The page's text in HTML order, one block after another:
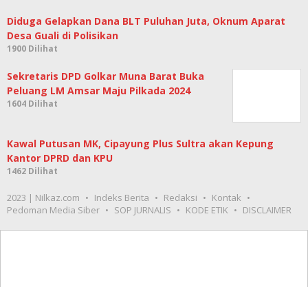
Diduga Gelapkan Dana BLT Puluhan Juta, Oknum Aparat
Desa Guali di Polisikan
1900 Dilihat
Sekretaris DPD Golkar Muna Barat Buka
Peluang LM Amsar Maju Pilkada 2024
1604 Dilihat
Kawal Putusan MK, Cipayung Plus Sultra akan Kepung
Kantor DPRD dan KPU
1462 Dilihat
2023 | Nilkaz.com Indeks Berita Redaksi
Kontak
Pedoman Media Siber
SOP JURNALIS KODE ETIK DISCLAIMER